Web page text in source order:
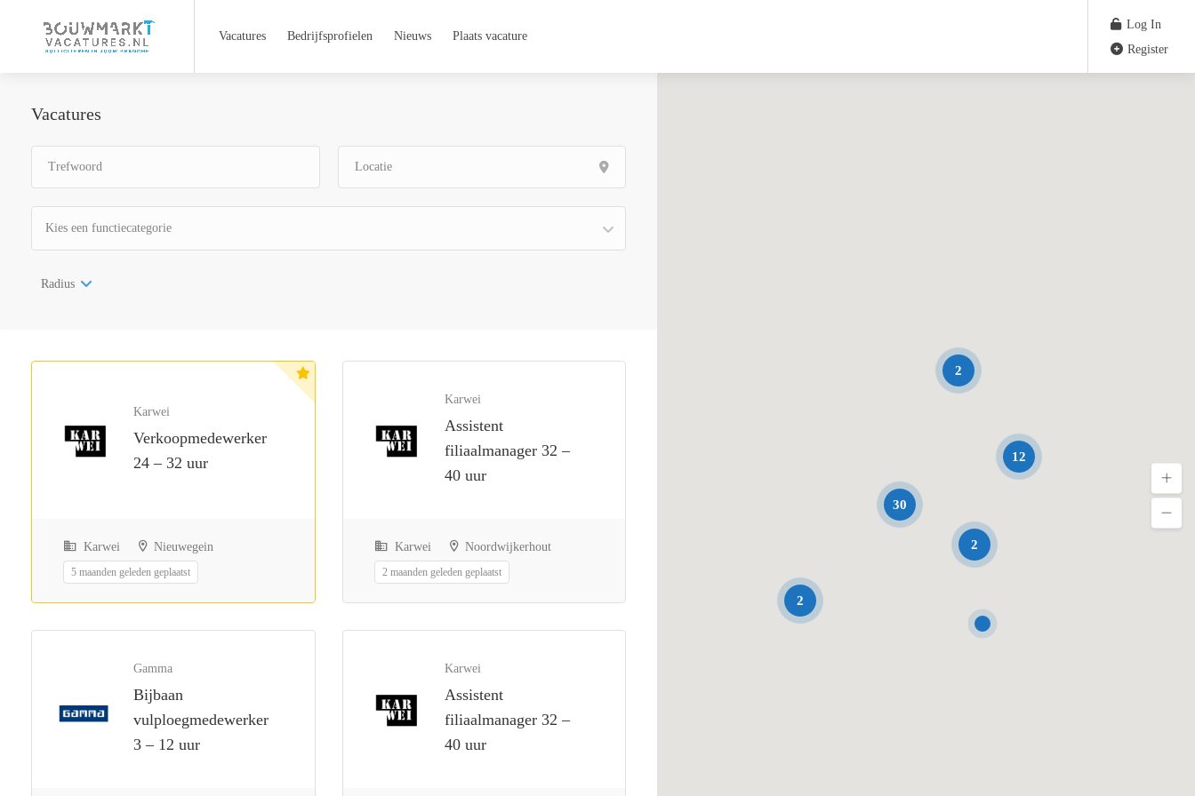
Vacatures Bedrijfsprofielen Nieuws Plaats vacature
Log In
Register
Vacatures
Kies een functiecategorie
Radius
Karwei
Verkoopmedewerker
24 – 32 uur
Karwei Nieuwegein
5 maanden geleden geplaatst
Karwei
Assistent
filiaalmanager 32 –
40 uur
Karwei Noordwijkerhout
2 maanden geleden geplaatst
Gamma
Bijbaan
vulploegmedewerker
3 – 12 uur
Karwei
Assistent
filiaalmanager 32 –
40 uur
2
2
2
12
30